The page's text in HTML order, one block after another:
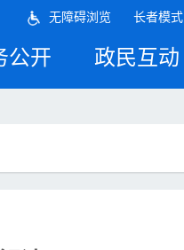
公开 政民互动
无障碍浏览 长者模式